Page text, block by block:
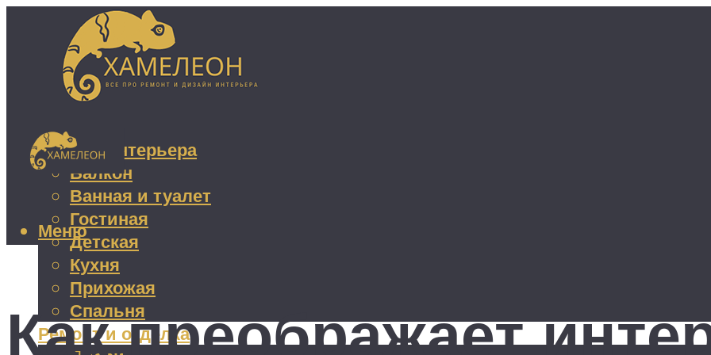
Дизайн интерьера
Балкон
Ванная и туалет
Гостиная
Детская
Кухня
Прихожая
Спальня
Ремонт и отделка
Меню
Как преображает